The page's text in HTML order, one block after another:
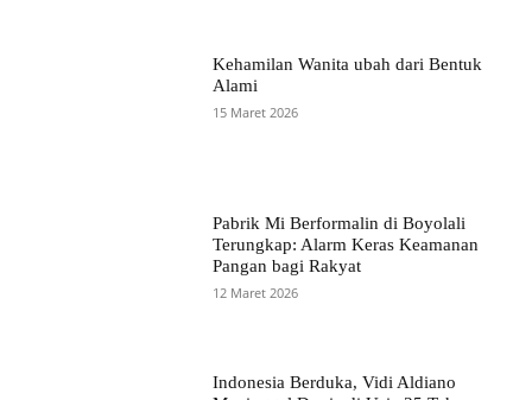
Kehamilan Wanita ubah dari Bentuk
Alami
15 Maret 2026
Pabrik Mi Berformalin di Boyolali
Terungkap: Alarm Keras Keamanan
Pangan bagi Rakyat
12 Maret 2026
Indonesia Berduka, Vidi Aldiano